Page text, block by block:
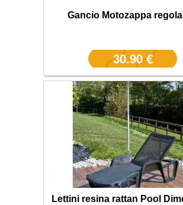
Gancio Motozappa
30.90 €
Lettini resina rattan Pool